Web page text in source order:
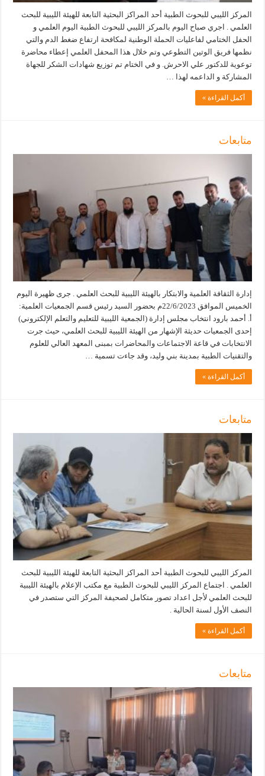
المركز الليبي للبحوث الطبية أحد المراكز البحثية التابعة للهيئة الليبية للبحث
العلمي . اجري صباح اليوم بالمركز الليبي للبحوث الطبية اليوم العلمي و
الحفل الختامي لفاعليات الحملة الوطنية لمكافحة ارتفاع ضغط الدم والتي
نظمها فريق الوتين التطوعي وتم خلال هذا المحفل العلمي إعطاء محاضرة
توعوية للدكتور علي الاحرش. و في الختام تم توزيع شهادات الشكر للجهاة
المشاركة و الداعمه لهذا …
أكمل القراءة »
متابعات
إدارة الثقافة العلمية والابتكار بالهيئة الليبية للبحث العلمي . جرى ظهيرة اليوم
الخميس الموافق 22/6/2023م بحضور السيد رئيس قسم الجمعيات العلمية:
أ. أحمد بارود انتخاب مجلس إدارة (الجمعية الليبية للتعليم والتعلم الإلكتروني)
إحدى الجمعيات حديثة الإشهار من الهيئة الليبية للبحث العلمي، حيث جرت
الانتخابات في قاعة الاجتماعات والمحاضرات بمبنى المعهد العالي للعلوم
والتقنيات الطبية بمدينة بني وليد، وقد جاءت تسمية …
أكمل القراءة »
متابعات
المركز الليبي للبحوث الطبية أحد المراكز البحثية التابعة للهيئة الليبية للبحث
العلمي . اجتماع المركز الليبي للبحوث الطبية مع مكتب الإعلام بالهيئة الليبية
للبحث العلمي لأجل اعداد تصور متكامل لصحيفة المركز التي ستصدر في
النصف الأول لسنة الحالية .
أكمل القراءة »
متابعات